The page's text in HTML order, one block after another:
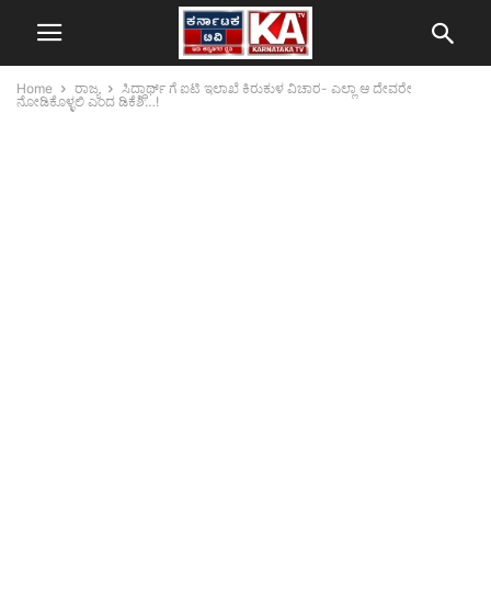
Home ರಾಜ್ಯ
ಸಿದ್ಧಾರ್ಥ್ ಗೆ ಐಟಿ ಇಲಾಖೆ ಕಿರುಕುಳ ವಿಚಾರ- ಎಲ್ಲಾ ಆ ದೇವರೇ
ನೋಡಿಕೊಳ್ಳಲಿ ಎಂದ ಡಿಕೆಶಿ…!